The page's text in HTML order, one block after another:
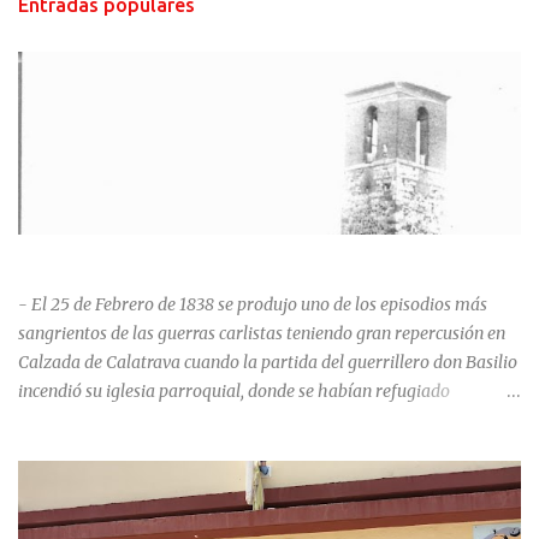
Entradas populares
- El 25 de Febrero de 1838 se produjo uno de los episodios más
sangrientos de las guerras carlistas teniendo gran repercusión en
Calzada de Calatrava cuando la partida del guerrillero don Basilio
incendió su iglesia parroquial, donde se habían refugiado
población se inclinó por el bando Carlista. Según Madoz, murieron
163 personas que "se defendieron heroicamente muriendo como